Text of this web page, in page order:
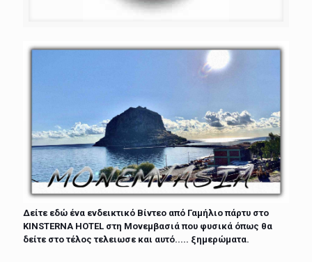
Δείτε εδώ ένα ενδεικτικό Βίντεο από Γαμήλιο πάρτυ στο
KINSTERNA HOTEL στη Μονεμβασιά που φυσικά όπως θα
δείτε στο τέλος τελειωσε και αυτό..... ξημερώματα.